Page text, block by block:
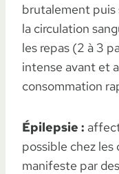
brutalement puis
la circulation
les repas (2 à 3
intense avant et
consommation
Épilepsie :
possible chez les
manifeste par